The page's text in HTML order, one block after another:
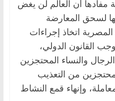
أن العالم لن يغض
لسحق المعارضة
اتخاذ إجراءات
القانون الدولي،
والنساء المحتجزين
من التعذيب
وإنهاء قمع النشاط